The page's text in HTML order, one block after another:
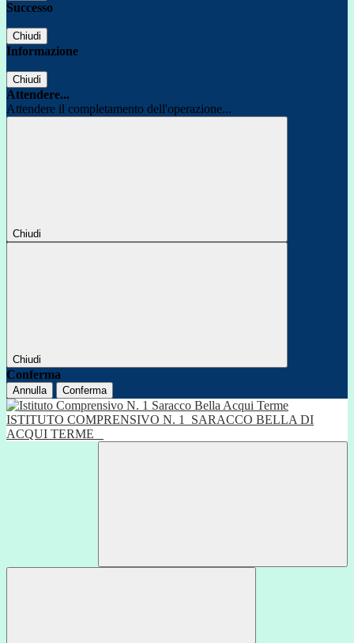
Successo
Chiudi
Informazione
Chiudi
Attendere...
Attendere il completamento dell'operazione...
Chiudi
Chiudi
Conferma
Annulla Conferma
ISTITUTO COMPRENSIVO N. 1
SARACCO BELLA DI
ACQUI TERME